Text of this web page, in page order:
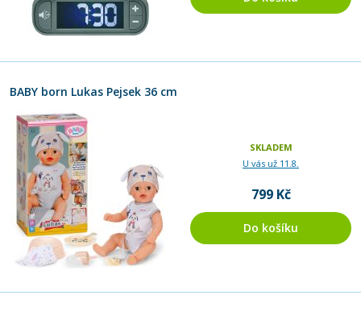
BABY born Lukas Pejsek 36 cm
SKLADEM
U vás už 11.8.
799 Kč
Do košíku